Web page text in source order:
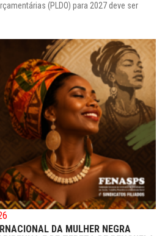
(PLDO) para 2027 deve ser
DA MULHER NEGRA